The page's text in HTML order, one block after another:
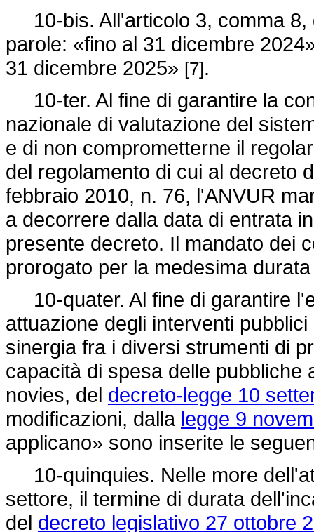
10-bis. All'articolo 3, comma
parole: «fino al 31 dicembre
31 dicembre 2025» [7].
10-ter. Al fine di garantire la
nazionale di valutazione del
e di non comprometterne il
del regolamento di cui al decreto
febbraio 2010, n. 76, l'ANVUR
a decorrere dalla data di entrata
presente decreto. Il mandato dei
prorogato per la medesima
10-quater. Al fine di garantire
attuazione degli interventi
sinergia fra i diversi strumenti di
capacità di spesa delle pubbliche
novies, del decreto-legge 10
modificazioni, dalla legge 9
applicano» sono inserite le
10-quinquies. Nelle more
settore, il termine di durata
del decreto legislativo 27 ottobre